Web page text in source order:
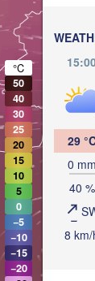
29
0 mm
40 %
8 km/
°C
50
40
30
25
20
15
10
5
0
−5
−10
−15
−20